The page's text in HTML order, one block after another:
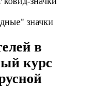
значки
в
курс